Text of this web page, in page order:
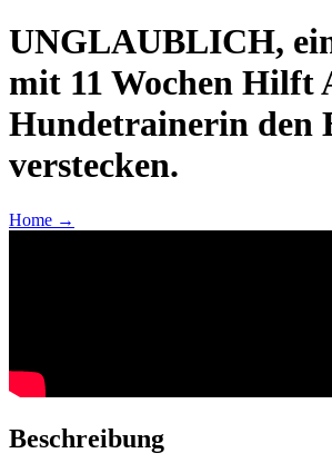
UNGLAUBLICH,
mit 11 Wochen Hilft
Hundetrainerin den
verstecken.
Home →
Beschreibung